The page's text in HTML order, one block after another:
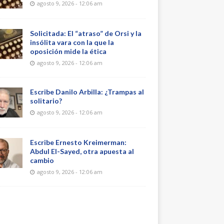
agosto 9, 2026 - 12:06 am
Solicitada: El “atraso” de Orsi y la
insólita vara con la que la
oposición mide la ética
agosto 9, 2026 - 12:06 am
Escribe Danilo Arbilla: ¿Trampas al
solitario?
agosto 9, 2026 - 12:06 am
Escribe Ernesto Kreimerman:
Abdul El-Sayed, otra apuesta al
cambio
agosto 9, 2026 - 12:06 am